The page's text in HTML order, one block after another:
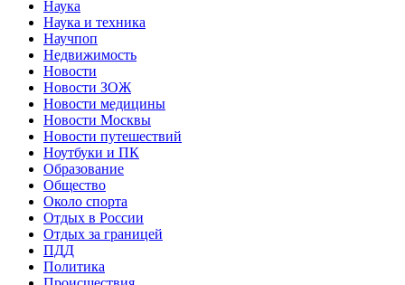
Наука
Наука и техника
Научпоп
Недвижимость
Новости
Новости ЗОЖ
Новости медицины
Новости Москвы
Новости путешествий
Ноутбуки и ПК
Образование
Общество
Около спорта
Отдых в России
Отдых за границей
ПДД
Политика